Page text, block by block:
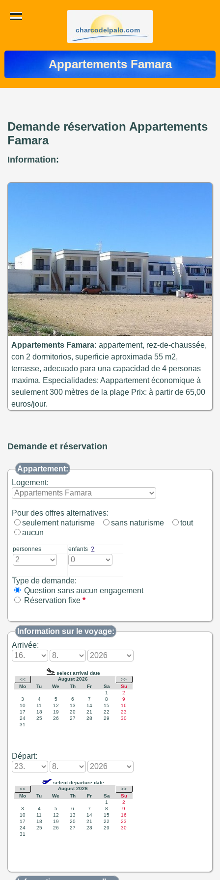
charcodelpalo.com
Appartements Famara
Demande réservation Appartements
Famara
Information:
Appartements Famara: appartement, rez-de-chaussée,
con 2 dormitorios, superficie aproximada 55 m2,
terrasse, adecuado para una capacidad de 4 personas
maxima. Especialidades: Aappartement économique à
seulement 300 mètres de la plage Prix: à partir de 65,00
euros/jour.
Demande et réservation
Appartement:
Logement:
Pour des offres alternatives:
seulement naturisme
sans naturisme
tout
aucun
personnes enfants?
Type de demande:
Question sans aucun engagement
Réservation fixe*
Information sur le voyage:
Arrivée:
Départ: